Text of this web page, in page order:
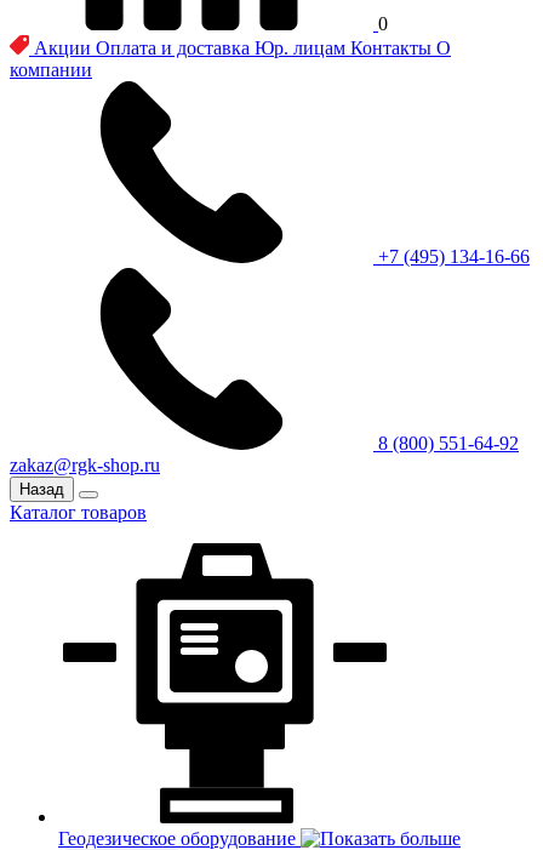
0
Акции Оплата и доставка Юр. лицам Контакты О
компании
+7 (495) 134-16-66
8 (800) 551-64-92
zakaz@rgk-shop.ru
Назад
Каталог товаров
Геодезическое оборудование